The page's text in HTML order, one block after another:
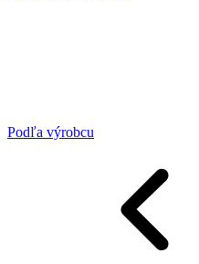
Podľa výrobcu